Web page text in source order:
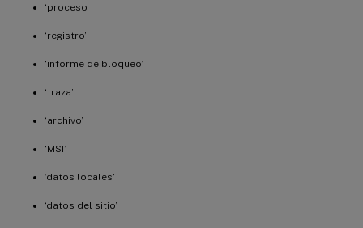
‘proceso’
‘registro’
‘informe de bloqueo’
‘traza’
‘archivo’
‘MSI’
‘datos locales’
‘datos del sitio’